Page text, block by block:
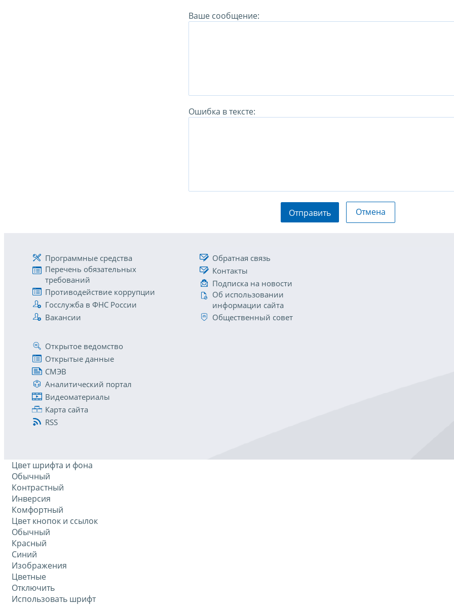
Ваше сообщение:
Ошибка в тексте:
Отправить Отмена
Программные средства
Перечень обязательных
требований
Противодействие коррупции
Госслужба в ФНС России
Вакансии
Обратная связь
Контакты
Подписка на новости
Об использовании
информации сайта
Общественный совет
Открытое ведомство
Открытые данные
СМЭВ
Аналитический портал
Видеоматериалы
Карта сайта
RSS
Цвет шрифта и фона
Обычный
Контрастный
Инверсия
Комфортный
Цвет кнопок и ссылок
Обычный
Красный
Синий
Изображения
Цветные
Отключить
Использовать шрифт